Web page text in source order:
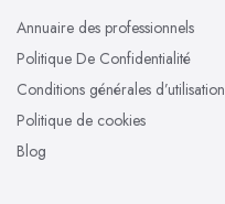
Annuaire des professionnels
Politique De Confidentialité
Conditions générales d’utilisation
Politique de cookies
Blog